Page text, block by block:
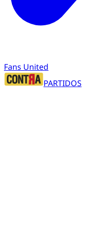
Fans United
PARTIDOS